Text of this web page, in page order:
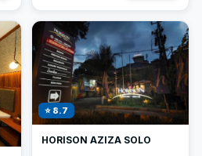
⭐ 8.7
HORISON AZIZA SOLO